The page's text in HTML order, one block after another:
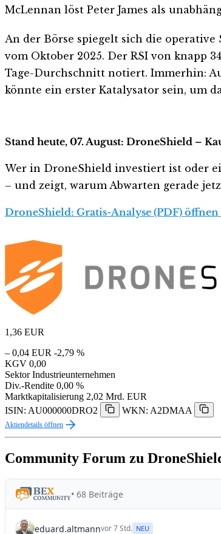
McLennan löst Peter James als
An der Börse spiegelt sich die
vom Oktober 2025. Der RSI von knapp
Tage-Durchschnitt notiert. Immerhin:
könnte ein erster Katalysator sein, um
Stand heute, 07. August: DroneShield –
Wer in DroneShield investiert ist oder
– und zeigt, warum Abwarten gerade
DroneShield: Gratis-Analyse (PDF) öffnen
1,36 EUR
– 0,04 EUR -2,79 %
KGV 0,00
Sektor Industrieunternehmen
Div.-Rendite 0,00 %
Marktkapitalisierung 2,02 Mrd. EUR
ISIN: AU000000DRO2
WKN: A2DMAA
Aktiendetails öffnen
Community Forum zu